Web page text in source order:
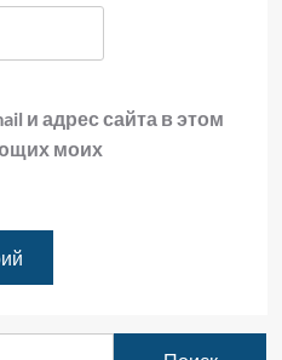
и адрес сайта в этом
моих